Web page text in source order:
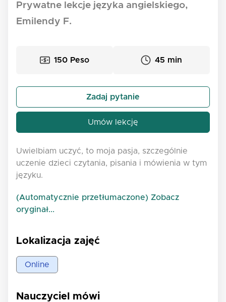
Prywatne lekcje języka angielskiego,
Emilendy F.
150 Peso 45 min
Zadaj pytanie
Umów lekcję
Uwielbiam uczyć, to moja pasja, szczególnie
uczenie dzieci czytania, pisania i mówienia w tym
języku.
(Automatycznie przetłumaczone) Zobacz
oryginał...
Lokalizacja zajęć
Online
Nauczyciel mówi